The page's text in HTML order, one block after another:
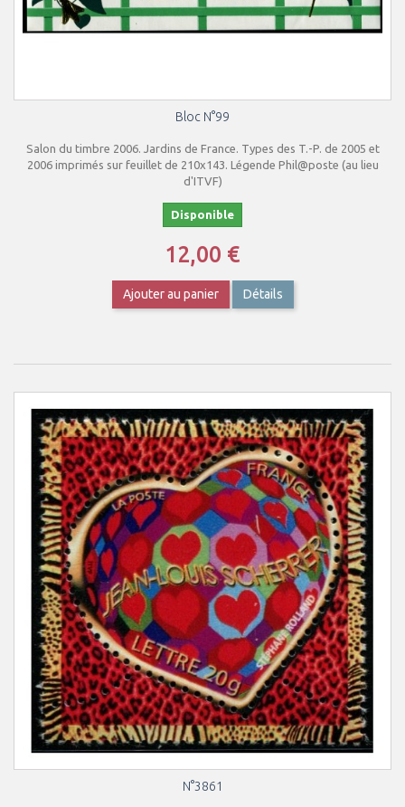
Bloc N°99
Salon du timbre 2006. Jardins de France. Types des T.-P. de 2005 et
2006 imprimés sur feuillet de 210x143. Légende Phil@poste (au lieu
d'ITVF)
Disponible
12,00 €
Ajouter au panier Détails
N°3861